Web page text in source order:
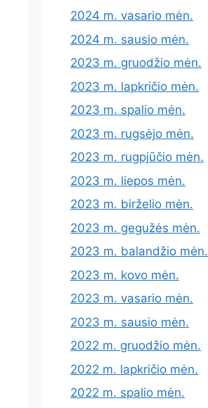
2024 m. vasario mėn.
2024 m. sausio mėn.
2023 m. gruodžio mėn.
2023 m. lapkričio mėn.
2023 m. spalio mėn.
2023 m. rugsėjo mėn.
2023 m. rugpjūčio mėn.
2023 m. liepos mėn.
2023 m. birželio mėn.
2023 m. gegužės mėn.
2023 m. balandžio mėn.
2023 m. kovo mėn.
2023 m. vasario mėn.
2023 m. sausio mėn.
2022 m. gruodžio mėn.
2022 m. lapkričio mėn.
2022 m. spalio mėn.